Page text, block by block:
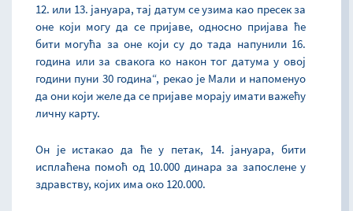
12. или 13. јануара, тај датум се узима као пресек за
оне који могу да се пријаве, односно пријава ће
бити могућа за оне који су до тада напунили 16.
година или за свакога ко након тог датума у овој
години пуни 30 година“, рекао је Мали и напоменуо
да они који желе да се пријаве морају имати важећу
личну карту.
Он је истакао да ће у петак, 14. јануара, бити
исплаћена помоћ од 10.000 динара за запослене у
здравству, којих има око 120.000.